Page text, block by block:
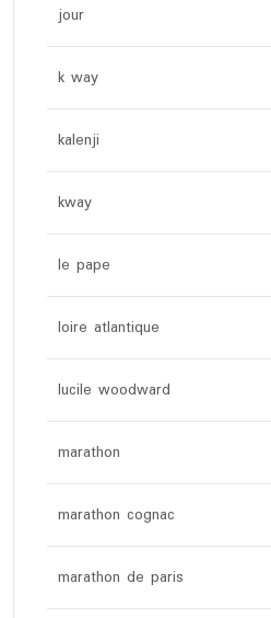
jour
k way
kalenji
kway
le pape
loire atlantique
lucile woodward
marathon
marathon cognac
marathon de paris